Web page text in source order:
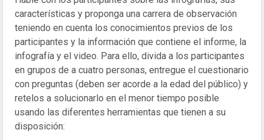
características y proponga una carrera de observación
teniendo en cuenta los conocimientos previos de los
participantes y la información que contiene el informe, la
infografía y el video. Para ello, divida a los participantes
en grupos de a cuatro personas, entregue el cuestionario
con preguntas (deben ser acorde a la edad del público) y
retelos a solucionarlo en el menor tiempo posible
usando las diferentes herramientas que tienen a su
disposición: